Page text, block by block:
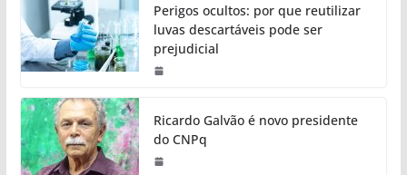
Perigos ocultos: por que reutilizar
luvas descartáveis pode ser
prejudicial
Ricardo Galvão é novo presidente
do CNPq